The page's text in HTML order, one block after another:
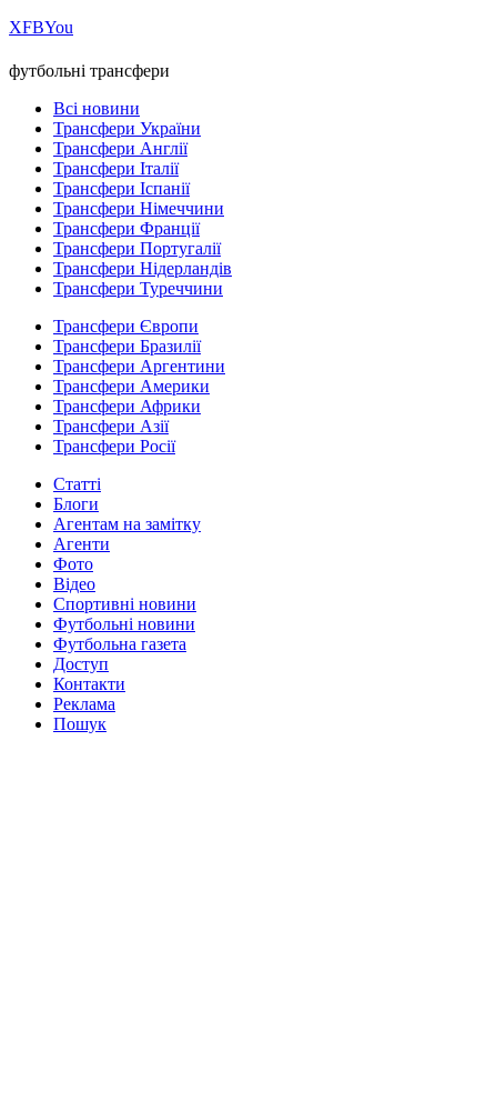
ХFBYou
футбольні трансфери
Всі новини
Трансфери України
Трансфери Англії
Трансфери Італії
Трансфери Іспанії
Трансфери Німеччини
Трансфери Франції
Трансфери Португалії
Трансфери Нідерландів
Трансфери Туреччини
Трансфери Європи
Трансфери Бразилії
Трансфери Аргентини
Трансфери Америки
Трансфери Африки
Трансфери Азії
Трансфери Росії
Статті
Блоги
Агентам на замітку
Агенти
Фото
Відео
Спортивні новини
Футбольні новини
Футбольна газета
Доступ
Контакти
Реклама
Пошук